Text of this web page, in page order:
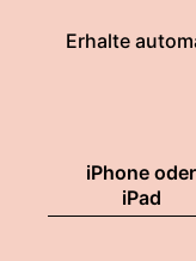
Erhalte
iPhone oder
iPad